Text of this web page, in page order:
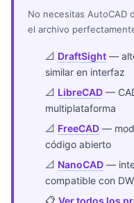
No necesitas AutoCAD
el archivo
📐 DraftSight —
similar en interfaz
📐 LibreCAD —
multiplataforma
📐 FreeCAD —
código abierto
📐 NanoCAD —
compatible con